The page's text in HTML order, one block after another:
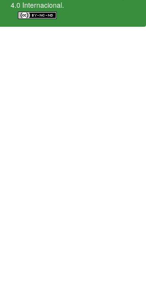
4.0 Internacional.